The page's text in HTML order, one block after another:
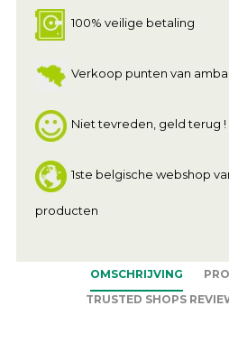
100% veilige betaling
Verkoop punten van
Niet tevreden, geld terug !
1ste belgische webshop
producten
OMSCHRIJVING
TRUSTED SHOPS